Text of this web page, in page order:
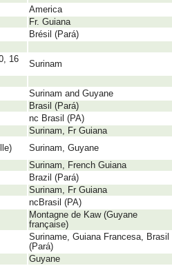
America
Fr. Guiana
Brésil (Pará)
16
Surinam
Surinam and Guyane
Brasil (Pará)
nc Brasil (PA)
Surinam, Fr Guiana
Surinam, Guyane
Surinam, French Guiana
Brazil (Pará)
Surinam, Fr Guiana
ncBrasil (PA)
Montagne de Kaw (Guyane
française)
Suriname, Guiana Francesa, Brasil
(Pará)
Guyane